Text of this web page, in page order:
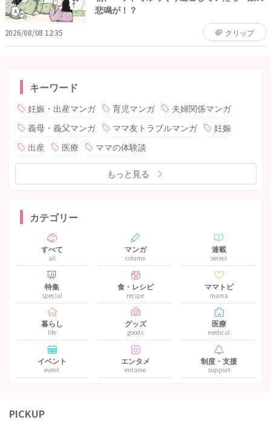
悲鳴が！？
2026/08/08 12:35 クリップ
キーワード
妊娠・出産マンガ 育児マンガ
夫婦関係マンガ
義母・義父マンガ
ママ友トラブルマンガ
妊娠
出産
医療 ママの体験談
もっと見る
カテゴリー
すべて
all
マンガ
column
連載
series
特集
special
食・レシピ
recipe
ママトピ
mama
暮らし
life
グッズ
goods
医療
medical
イベント
event
エンタメ
entame
制度・支援
support
PICKUP